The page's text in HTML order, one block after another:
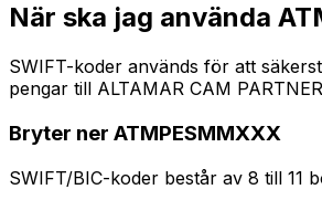
När ska jag använda
SWIFT-koder används för att
pengar till ALTAMAR CAM
Bryter ner ATMPESMMXXX
SWIFT/BIC-koder består av 8 till 11